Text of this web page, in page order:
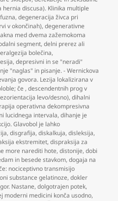
discusa). Klinika multiple
,degeneracija živca pri
v okončinah),degenerativne
med dvema zažemokoma
segment,delni prerez ali
bolečina,
,depresivni in se "neradi"
"naglas" in pisanje. - Wernickova
govora. Lezija lokalizirana v
če ,descendentnih prog v
levo/desno),dihalni
operativna dekompresivna
lucidnega intervala,dihanje je
Glavobol je lahko
,disgrafija,diskalkuja,disleksija,
ekstremitet,dispraksija za
more narediti hote,distonije,dobi
in besede stavkom,dogaja na
nociceptivno transmisijo
substance gelatinoze,dokler
Nastane,dolgotrajen potek,
moderni medicini konča usodno,